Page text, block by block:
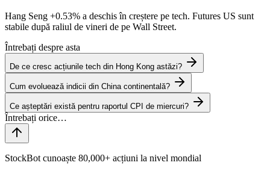
Hang Seng +0.53% a deschis în creștere pe tech. Futures US sunt
stabile după raliul de vineri de pe Wall Street.
Întrebați despre asta
De ce cresc acțiunile tech din Hong Kong astăzi?
Cum evoluează indicii din China continentală?
Ce așteptări există pentru raportul CPI de miercuri?
StockBot cunoaște 80,000+ acțiuni la nivel mondial